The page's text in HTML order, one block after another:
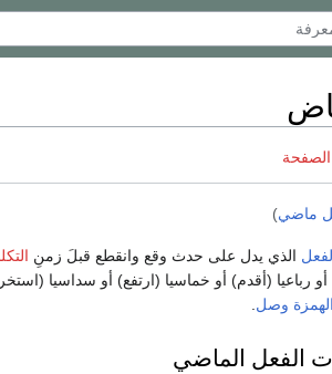
ماضي)
الذي يدل على حدث وقع وانقطع قبلَ زمنِ
أو رباعيا (أقدم) أو خماسيا (ارتفع) أو سداسيا
الهمزة وصل
الفعل الماضي